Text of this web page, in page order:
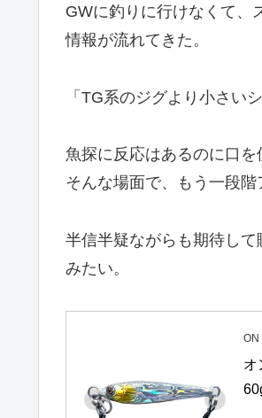
GWに釣りに行けなくて、
情報が流れてきた。
「TG系のジグより小さい
魚探に反応はあるのに口を
そんな場面で、もう一段階
半信半疑ながらも期待し
みたい。
ON
オ